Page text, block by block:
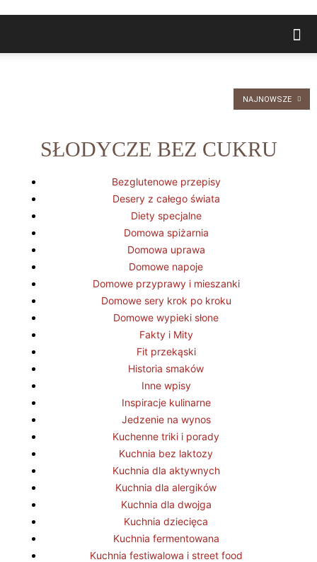
SŁODYCZE BEZ CUKRU
Bezglutenowe przepisy
Desery z całego świata
Diety specjalne
Domowa spiżarnia
Domowa uprawa
Domowe napoje
Domowe przyprawy i mieszanki
Domowe sery krok po kroku
Domowe wypieki słone
Fakty i Mity
Fit przekąski
Historia smaków
Inne wpisy
Inspiracje kulinarne
Jedzenie na wynos
Kuchenne triki i porady
Kuchnia bez laktozy
Kuchnia dla aktywnych
Kuchnia dla alergików
Kuchnia dla dwojga
Kuchnia dziecięca
Kuchnia fermentowana
Kuchnia festiwalowa i street food
NAJNOWSZE